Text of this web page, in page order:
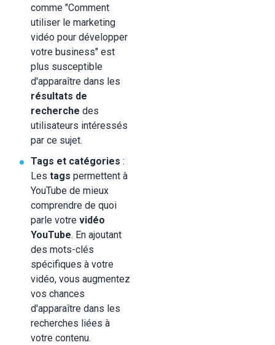
comme "Comment
utiliser le marketing
vidéo pour développer
votre business" est
plus susceptible
d'apparaître dans les
résultats de
recherche des
utilisateurs intéressés
par ce sujet.
Tags et catégories :
Les tags permettent à
YouTube de mieux
comprendre de quoi
parle votre vidéo
YouTube. En ajoutant
des mots-clés
spécifiques à votre
vidéo, vous augmentez
vos chances
d'apparaître dans les
recherches liées à
votre contenu.